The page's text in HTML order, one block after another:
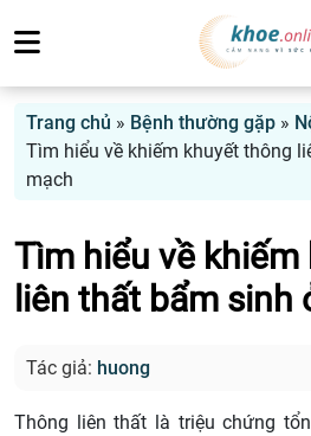
Trang chủ » Bệnh thường gặp »
Tìm hiểu về khiếm khuyết thông
mạch
Tìm hiểu về
liên thất bẩm sinh
Tác giả: huong
Thông liên thất là triệu chứng